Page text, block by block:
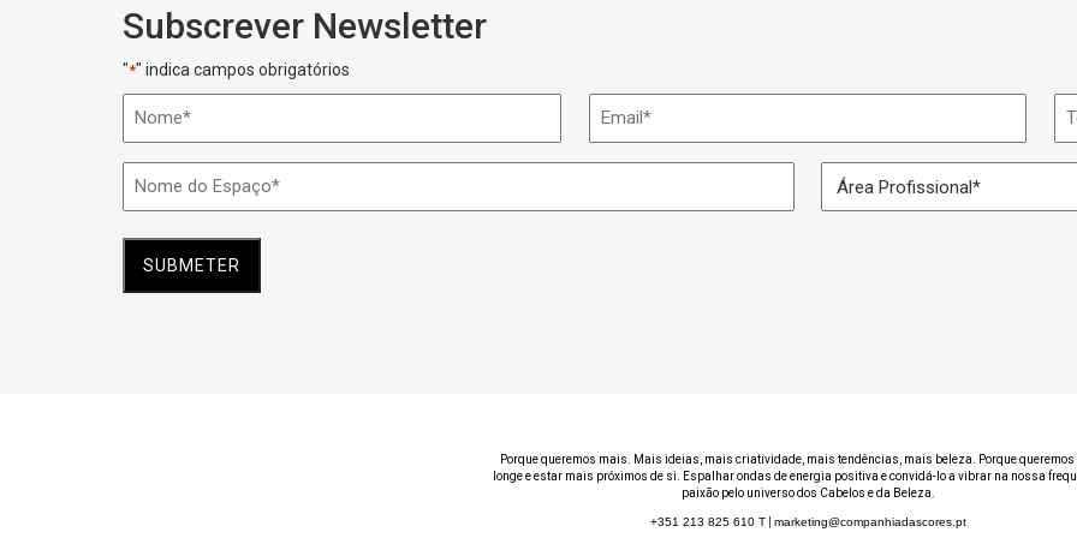
Subscrever Newsletter
"*" indica campos obrigatórios
Nome Email
Nome
do
Área
Profissional
Porque queremos mais. Mais ideias, mais criatividade, mais tendências, mais beleza. Porque
longe e estar mais próximos de si. Espalhar ondas de energia positiva e convidá-lo a vibrar na nossa
paixão pelo universo dos Cabelos e da Beleza.
+351 213 825 610 T| marketing@companhiadascores.pt